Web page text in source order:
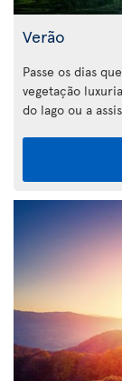
Verão
Passe os dias
vegetação
do lago ou a